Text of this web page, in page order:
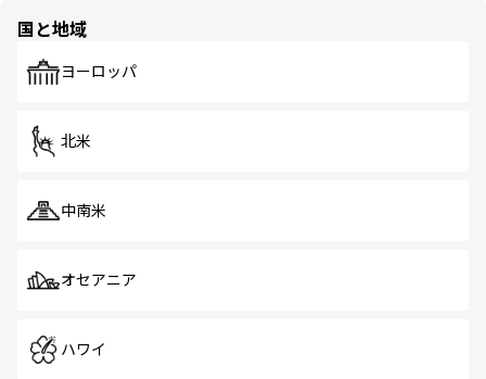
で、ホーカーズは地元の風情を楽しめる外せないスポット
国と地域
ヨーロッパ
北米
中南米
オセアニア
ハワイ